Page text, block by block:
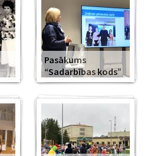
Pasākums
“Sadarbības kods”